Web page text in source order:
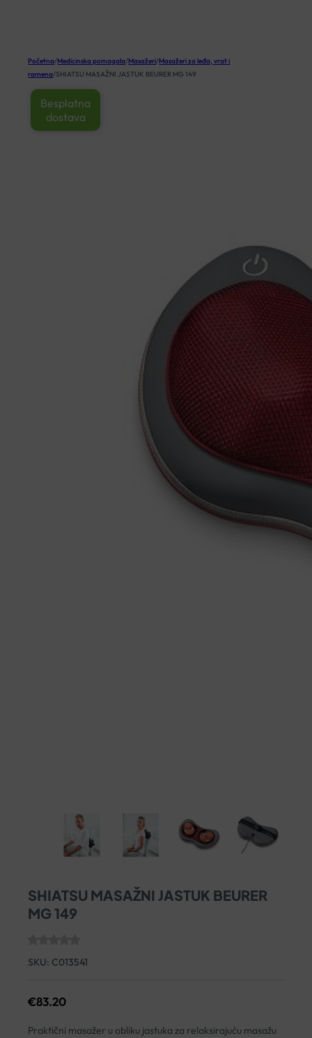
Početna/Medicinska pomagala/Masažeri/Masažeri za leđa, vrat i
ramena/SHIATSU MASAŽNI JASTUK BEURER MG 149
Besplatna
dostava
SHIATSU MASAŽNI JASTUK BEURER
MG 149
SKU: C013541
€83.20
Praktični masažer u obliku jastuka za relaksirajuću masažu